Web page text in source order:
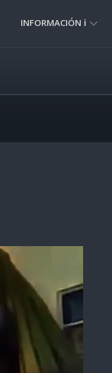
INFORMACIÓN ℹ️
NORMAS